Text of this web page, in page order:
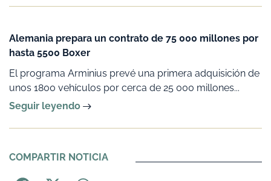
Alemania prepara un contrato de 75 000 millones por
hasta 5500 Boxer
El programa Arminius prevé una primera adquisición de
unos 1800 vehículos por cerca de 25 000 millones...
Seguir leyendo
COMPARTIR NOTICIA